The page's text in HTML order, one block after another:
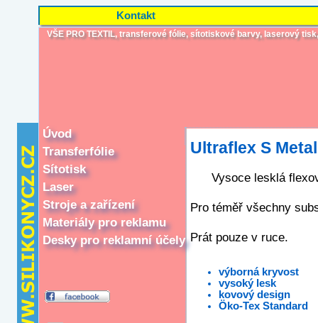
Kontakt
VŠE PRO TEXTIL, transferové fólie, sítotiskové barvy, laserový
Úvod
Transferfólie
Sítotisk
Laser
Stroje a zařízení
Materiály pro reklamu
Desky pro reklamní účely
Ultraflex S
Vysoce lesklá
Pro téměř všechny
Prát pouze v ruce.
výborná kryvost
vysoký lesk
kovový design
Öko-Tex Standard